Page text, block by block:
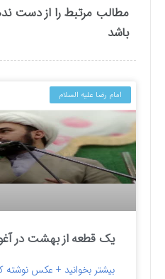
مطالب مرتبط را از دست
باشد
امام رضا علیه السلام
یک قطعه از بهشت در
بیشتر بخوانید + عکس نوشته